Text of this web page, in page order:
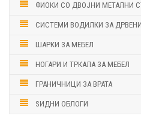
ФИОКИ СО ДВОЈНИ МЕТАЛНИ
СИСТЕМИ ВОДИЛКИ ЗА
ШАРКИ ЗА МЕБЕЛ
НОГАРИ И ТРКАЛА ЗА МЕБЕЛ
ГРАНИЧНИЦИ ЗА ВРАТА
ЅИДНИ ОБЛОГИ